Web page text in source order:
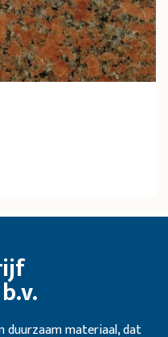
duurzaam materiaal, dat